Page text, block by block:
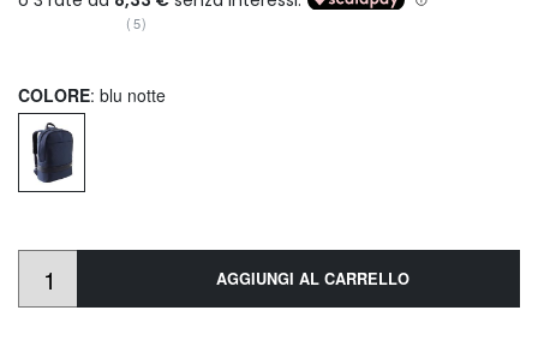
(5)
COLORE: blu notte
AGGIUNGI AL CARRELLO